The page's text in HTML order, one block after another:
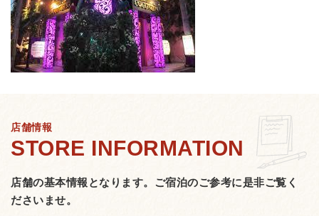
店舗情報
店舗の基本情報となります。 ご宿泊のご参考に是非ご覧く
ださいませ。